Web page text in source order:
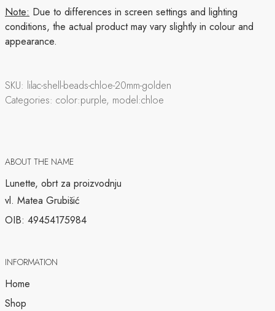
Note: Due to differences in screen settings and lighting
conditions, the actual product may vary slightly in colour and
appearance.
SKU: lilac-shell-beads-chloe-20mm-golden
Categories: color:purple, model:chloe
ABOUT THE NAME
Lunette, obrt za proizvodnju
vl. Matea Grubišić
OIB: 49454175984
INFORMATION
Home
Shop